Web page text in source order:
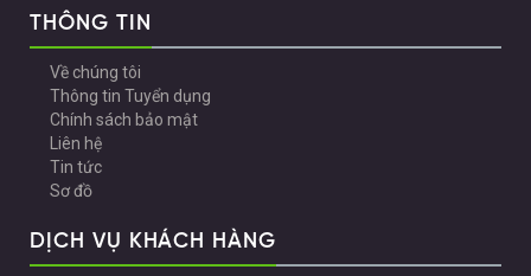
THÔNG TIN
Về chúng tôi
Thông tin Tuyển dụng
Chính sách bảo mật
Liên hệ
Tin tức
Sơ đồ
DỊCH VỤ KHÁCH HÀNG